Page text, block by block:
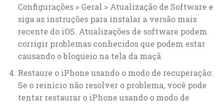
Configurações > Geral > Atualização de Software e
siga as instruções para instalar a versão mais
recente do iOS. Atualizações de software podem
corrigir problemas conhecidos que podem estar
causando o bloqueio na tela da maçã.
Restaure o iPhone usando o modo de recuperação:
Se o reinício não resolver o problema, você pode
tentar restaurar o iPhone usando o modo de